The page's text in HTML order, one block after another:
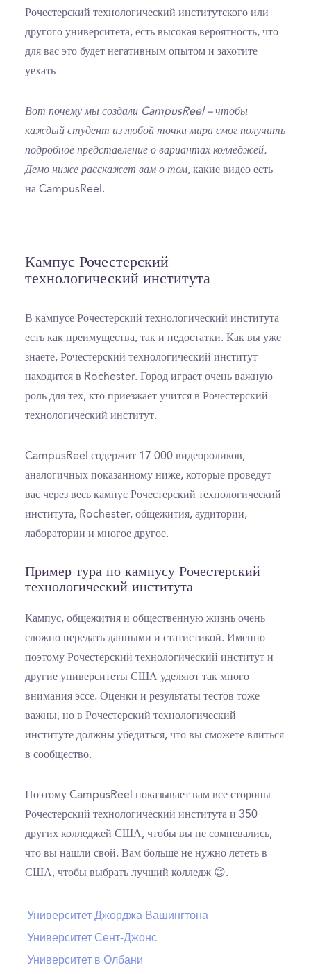
Рочестерский технологический институтского или
другого университета, есть высокая вероятность, что
для вас это будет негативным опытом и захотите
уехать
Вот почему мы создали CampusReel – чтобы
каждый студент из любой точки мира смог получить
подробное представление о вариантах колледжей.
Демо ниже расскажет вам о том, какие видео есть
на CampusReel.
Кампус Рочестерский
технологический института
В кампусе Рочестерский технологический института
есть как преимущества, так и недостатки. Как вы уже
знаете, Рочестерский технологический институт
находится в Rochester. Город играет очень важную
роль для тех, кто приезжает учится в Рочестерский
технологический институт.
CampusReel содержит 17 000 видеороликов,
аналогичных показанному ниже, которые проведут
вас через весь кампус Рочестерский технологический
института, Rochester, общежития, аудитории,
лаборатории и многое другое.
Пример тура по кампусу Рочестерский
технологический института
Кампус, общежития и общественную жизнь очень
сложно передать данными и статистикой. Именно
поэтому Рочестерский технологический институт и
другие университеты США уделяют так много
внимания эссе. Оценки и результаты тестов тоже
важны, но в Рочестерский технологический
институте должны убедиться, что вы сможете влиться
в сообщество.
Поэтому CampusReel показывает вам все стороны
Рочестерский технологический института и 350
других колледжей США, чтобы вы не сомневались,
что вы нашли свой. Вам больше не нужно лететь в
США, чтобы выбрать лучший колледж 😊.
Университет Джорджа Вашингтона
Университет Сент-Джонс
Университет в Олбани